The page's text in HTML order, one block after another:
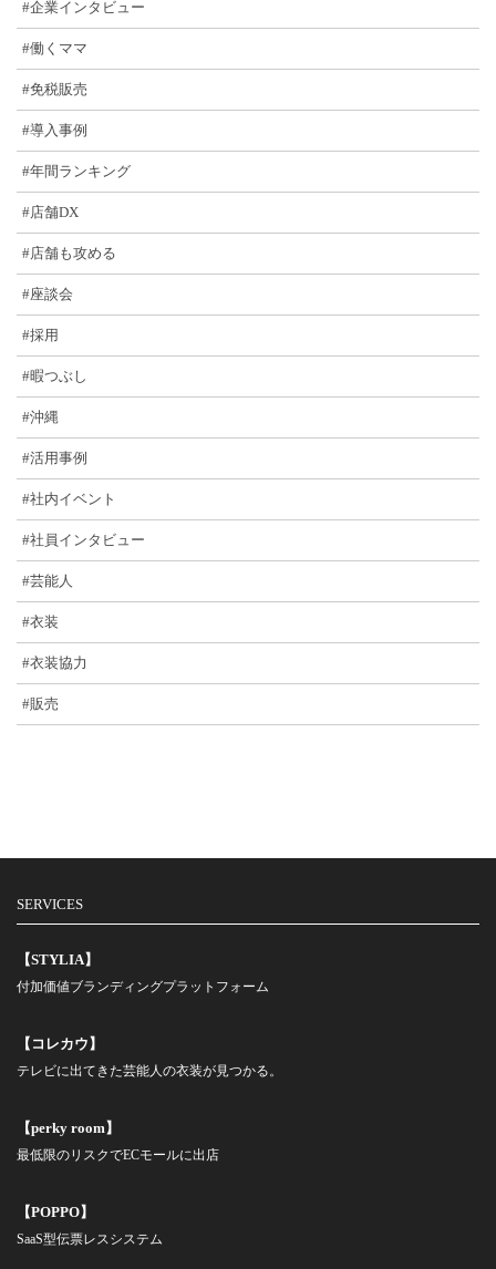
#企業インタビュー
#働くママ
#免税販売
#導入事例
#年間ランキング
#店舗DX
#店舗も攻める
#座談会
#採用
#暇つぶし
#沖縄
#活用事例
#社内イベント
#社員インタビュー
#芸能人
#衣装
#衣装協力
#販売
SERVICES
【STYLIA】
付加価値ブランディングプラットフォーム
【コレカウ】
テレビに出てきた芸能人の衣装が見つかる。
【perky room】
最低限のリスクでECモールに出店
【POPPO】
SaaS型伝票レスシステム